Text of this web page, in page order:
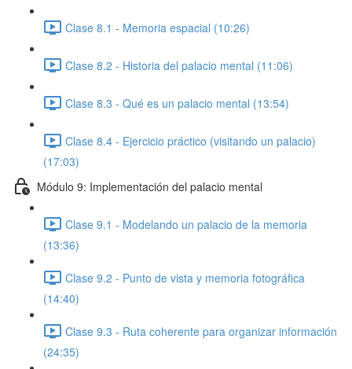
Clase 8.1 - Memoria espacial (10:26)
Clase 8.2 - Historia del palacio mental (11:06)
Clase 8.3 - Qué es un palacio mental (13:54)
Clase 8.4 - Ejercicio práctico (visitando un palacio)
(17:03)
Módulo 9: Implementación del palacio mental
Clase 9.1 - Modelando un palacio de la memoria
(13:36)
Clase 9.2 - Punto de vista y memoria fotográfica
(14:40)
Clase 9.3 - Ruta coherente para organizar información
(24:35)